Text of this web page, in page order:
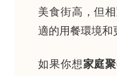
美食街高，但
適的用餐環境和
如果你想家庭